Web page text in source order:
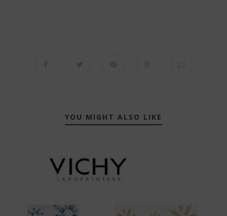
YOU MIGHT ALSO LIKE